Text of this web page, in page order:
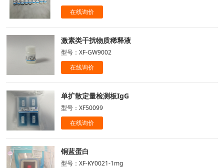
在线询价
激素类干扰物质稀释液
型号：XF-GW9002
在线询价
单扩散定量检测板IgG
型号：XF50099
在线询价
铜蓝蛋白
型号：XF-KY0021-1mg